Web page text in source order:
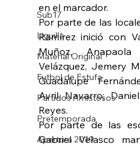
Sub17
Liguilla
Material Original
Futbol de Estufa
Partidos Amistosos
Pretemporada
Apertura 2019
en el marcador.
Por parte de las
Ramírez inició con
Muñoz, Anapaola
Velázquez, Jemery
Guadalupe
Avril Navarro;
Reyes.
Por parte de las
Gabriel Velasco